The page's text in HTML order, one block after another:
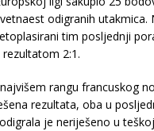
odigranih
tim posljednji
2:1.
rangu francuskog
rezultata, oba u
je neriješeno u